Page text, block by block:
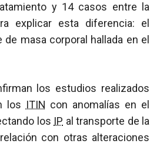
y 14 casos entre la
explicar esta diferencia: el
masa corporal hallada en el
los estudios realizados
los ITIN con anomalías en el
los IP al transporte de la
con otras alteraciones